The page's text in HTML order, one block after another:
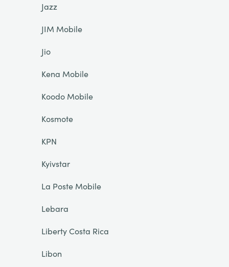
Jazz
JIM Mobile
Jio
Kena Mobile
Koodo Mobile
Kosmote
KPN
Kyivstar
La Poste Mobile
Lebara
Liberty Costa Rica
Libon